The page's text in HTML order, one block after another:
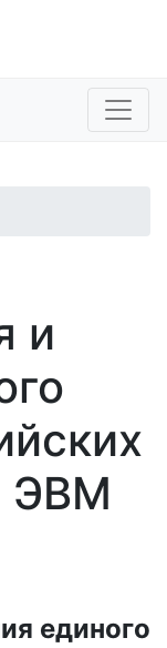
Отдел продаж
Консультации
и
ЭВМ
единого